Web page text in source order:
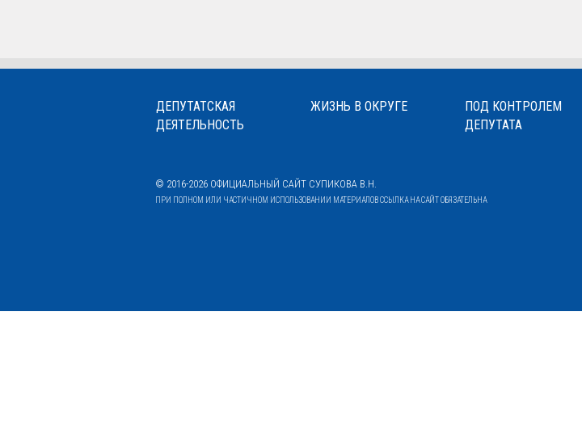
ДЕПУТАТСКАЯ
ДЕЯТЕЛЬНОСТЬ
ЖИЗНЬ В ОКРУГЕ
ПОД КОНТРОЛЕМ
ДЕПУТАТА
© 2016-2026 ОФИЦИАЛЬНЫЙ САЙТ СУПИКОВА В.Н.
ПРИ ПОЛНОМ ИЛИ ЧАСТИЧНОМ ИСПОЛЬЗОВАНИИ МАТЕРИАЛОВ ССЫЛКА НА САЙТ ОБЯЗАТЕЛЬНА